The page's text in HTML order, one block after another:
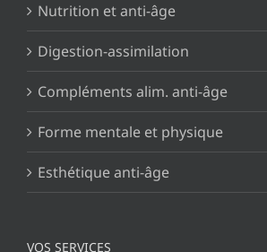
Nutrition et anti-âge
Digestion-assimilation
Compléments alim. anti-âge
Forme mentale et physique
Esthétique anti-âge
VOS SERVICES